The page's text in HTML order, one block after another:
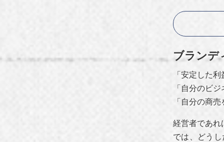
ブランデ
「安定した
「自分のビ
「自分の商
経営者であれ
では、どう